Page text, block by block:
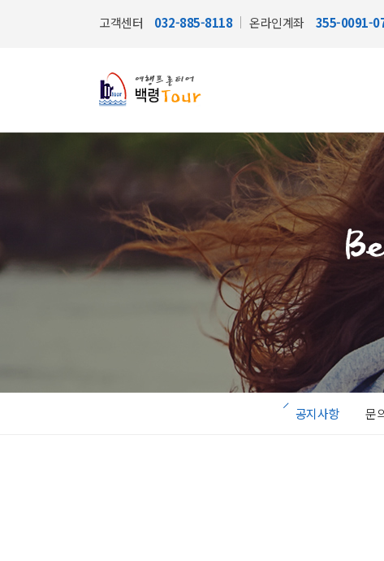
고객센터 032-885-8118 온라인계좌 355-0091-
공지사항 문